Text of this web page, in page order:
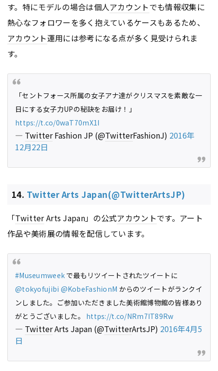
す。特にモデルの場合は個人アカウントでも情報収集に
熱心なフォロワーを多く抱えているケースもあるため、
アカウント運用には参考になる点が多く見受けられま
す。
「セントフォース所属の女子アナ達がクリスマスを素敵な一
日にする女子力UPの秘訣をお届け！」
https://t.co/0waT70mX1I
— TwitterFashion JP (@TwitterFashionJ) 2016年
12月22日
14. Twitter Arts Japan(@TwitterArtsJP)
「TwitterArts Japan」の公式アカウントです。アート
作品や美術展の情報を配信しています。
#Museumweek で最もリツイートされたツイートに
@tokyofujibi @KobeFashionM からのツイートがランクイ
ンしました。ご参加いただきました美術館博物館の皆様あり
がとうございました。 https://t.co/NRm7IT89Rw
— TwitterArts Japan (@TwitterArtsJP) 2016年4月5
日